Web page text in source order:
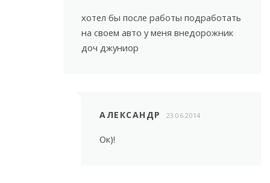
хотел бы после работы подработать
на своем авто у меня внедорожник
доч джуниор
АЛЕКСАНДР 23.06.2014
Ок)!